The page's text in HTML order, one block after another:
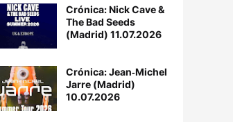
Crónica: Nick Cave &
The Bad Seeds
(Madrid) 11.07.2026
Crónica: Jean‐Michel
Jarre (Madrid)
10.07.2026